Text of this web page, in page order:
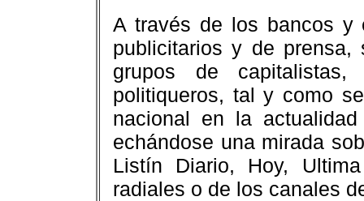
A través de los bancos y
publicitarios y de
grupos de
politiqueros, tal y como
nacional en la
echándose una mirada
Listín Diario, Hoy,
radiales o de los canales